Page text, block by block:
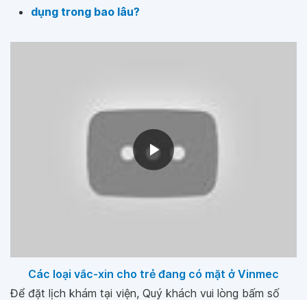
dụng trong bao lâu?
Các loại vắc-xin cho trẻ đang có mặt ở Vinmec
Để đặt lịch khám tại viện, Quý khách vui lòng bấm số